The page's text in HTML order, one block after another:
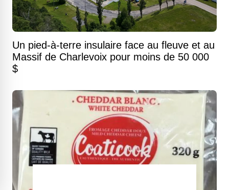
Un pied-à-terre insulaire face au fleuve et au
Massif de Charlevoix pour moins de 50 000
$